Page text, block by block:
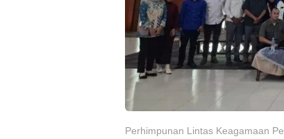
Perhimpunan Lintas Keagamaan